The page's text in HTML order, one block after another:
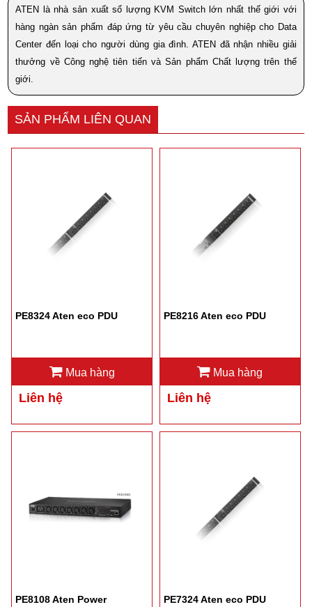
ATEN là nhà sản xuất số lượng KVM Switch lớn nhất thế giới với
hàng ngàn sản phẩm đáp ứng từ yêu cầu chuyên nghiệp cho Data
Center đến loại cho người dùng gia đình. ATEN đã nhận nhiều giải
thưởng về Công nghệ tiên tiến và Sản phẩm Chất lượng trên thế
giới.
SẢN PHẨM LIÊN QUAN
PE8324 Aten eco PDU
Mua hàng
Liên hệ
PE8216 Aten eco PDU
Mua hàng
Liên hệ
PE8108 Aten Power
PE7324 Aten eco PDU